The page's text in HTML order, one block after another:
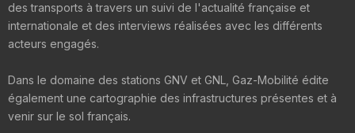
des transports à travers un suivi de l'actualité française et
internationale et des interviews réalisées avec les différents
acteurs engagés.
Dans le domaine des stations GNV et GNL, Gaz-Mobilité édite
également une cartographie des infrastructures présentes et à
venir sur le sol français.